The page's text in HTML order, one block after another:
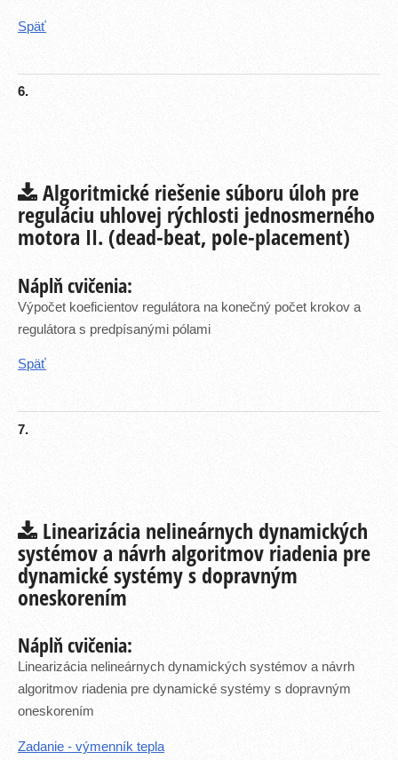
6.
Späť
Algoritmické riešenie súboru úloh pre
reguláciu uhlovej rýchlosti jednosmerného
motora II. (dead-beat, pole-placement)
7.
Náplň cvičenia:
Výpočet koeficientov regulátora na konečný počet krokov a
regulátora s predpísanými pólami
Späť
Linearizácia nelineárnych dynamických
systémov a návrh algoritmov riadenia pre
dynamické systémy s dopravným
oneskorením
Náplň cvičenia:
Linearizácia nelineárnych dynamických systémov a návrh
algoritmov riadenia pre dynamické systémy s dopravným
oneskorením
Zadanie - výmenník tepla